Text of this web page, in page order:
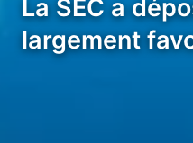
La SEC a
largement